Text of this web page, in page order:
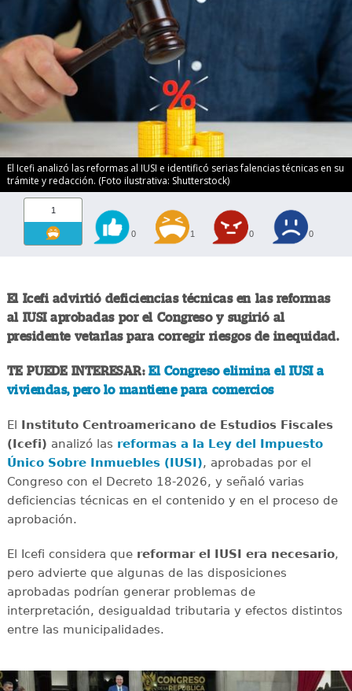
El Icefi analizó las reformas al IUSI e identificó serias falencias técnicas en su
trámite y redacción. (Foto ilustrativa: Shutterstock)
1
0 1 0 0
El Icefi advirtió deficiencias técnicas en las reformas
al IUSI aprobadas por el Congreso y sugirió al
presidente vetarlas para corregir riesgos de inequidad.
TE PUEDE INTERESAR:El Congreso elimina el IUSI a
viviendas, pero lo mantiene para comercios
El Instituto Centroamericano de Estudios Fiscales
(Icefi) analizó las reformas a la Ley del Impuesto
Único Sobre Inmuebles (IUSI), aprobadas por el
Congreso con el Decreto 18-2026, y señaló varias
deficiencias técnicas en el contenido y en el proceso de
aprobación.
El Icefi considera que reformar el IUSI era necesario,
pero advierte que algunas de las disposiciones
aprobadas podrían generar problemas de
interpretación, desigualdad tributaria y efectos distintos
entre las municipalidades.